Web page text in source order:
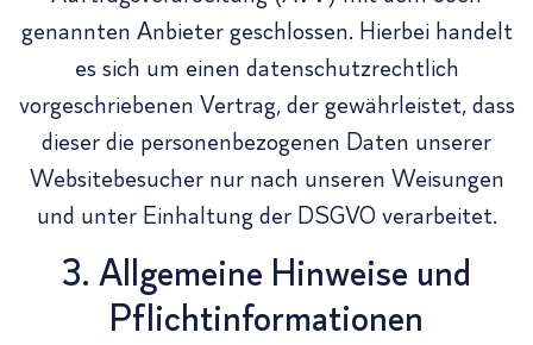
genannten Anbieter geschlossen. Hierbei handelt
es sich um einen datenschutzrechtlich
vorgeschriebenen Vertrag, der gewährleistet, dass
dieser die personenbezogenen Daten unserer
Websitebesucher nur nach unseren Weisungen
und unter Einhaltung der DSGVO verarbeitet.
3. Allgemeine Hinweise und
Pflicht­informationen